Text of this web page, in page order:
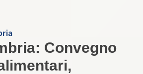
Convegno